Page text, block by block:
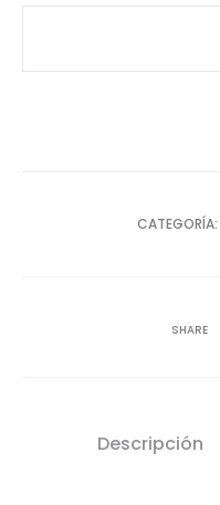
CATEGORÍA:
SHARE
Descripción